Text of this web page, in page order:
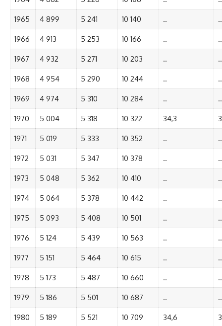
1965 4 899 5 241 10 140 .. ..
1966 4 913 5 253 10 166 .. ..
1967 4 932 5 271 10 203 .. ..
1968 4 954 5 290 10 244 .. ..
1969 4 974 5 310 10 284 .. ..
1970 5 004 5 318 10 322 34,3
1971 5 019 5 333 10 352 .. ..
1972 5 031 5 347 10 378 .. ..
1973 5 048 5 362 10 410 .. ..
1974 5 064 5 378 10 442 .. ..
1975 5 093 5 408 10 501 .. ..
1976 5 124 5 439 10 563 .. ..
1977 5 151 5 464 10 615 .. ..
1978 5 173 5 487 10 660 .. ..
1979 5 186 5 501 10 687 .. ..
1980 5 189 5 521 10 709 34,6